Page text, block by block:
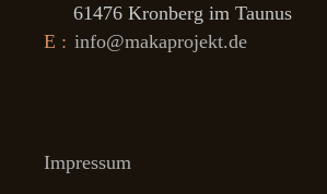
61476 Kronberg im Taunus
E : info@makaprojekt.de
Impressum